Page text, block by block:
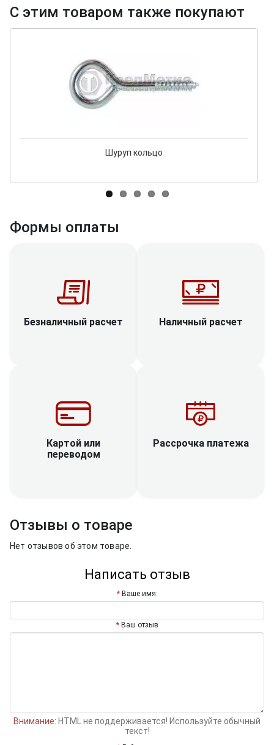
С этим товаром также покупают
Шуруп кольцо
Формы оплаты
Безналичный расчет Наличный расчет
Картой или
переводом
Рассрочка платежа
Отзывы о товаре
Нет отзывов об этом товаре.
Написать отзыв
Ваше имя:
Ваш отзыв
Внимание: HTML не поддерживается! Используйте обычный
текст!